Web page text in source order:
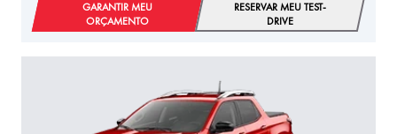
GARANTIR MEU
ORÇAMENTO
RESERVAR MEU TEST-
DRIVE